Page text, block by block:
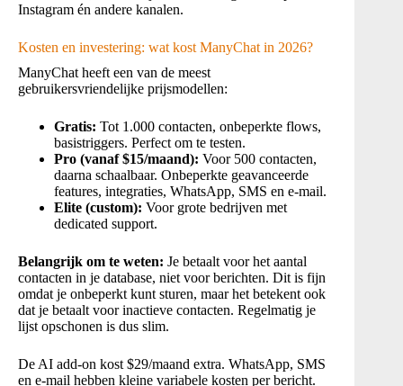
Instagram én andere kanalen.
Kosten en investering: wat kost ManyChat in 2026?
ManyChat heeft een van de meest
gebruikersvriendelijke prijsmodellen:
Gratis: Tot 1.000 contacten, onbeperkte flows,
basistriggers. Perfect om te testen.
Pro (vanaf $15/maand): Voor 500 contacten,
daarna schaalbaar. Onbeperkte geavanceerde
features, integraties, WhatsApp, SMS en e-mail.
Elite (custom): Voor grote bedrijven met
dedicated support.
Belangrijk om te weten: Je betaalt voor het aantal
contacten in je database, niet voor berichten. Dit is fijn
omdat je onbeperkt kunt sturen, maar het betekent ook
dat je betaalt voor inactieve contacten. Regelmatig je
lijst opschonen is dus slim.
De AI add-on kost $29/maand extra. WhatsApp, SMS
en e-mail hebben kleine variabele kosten per bericht.